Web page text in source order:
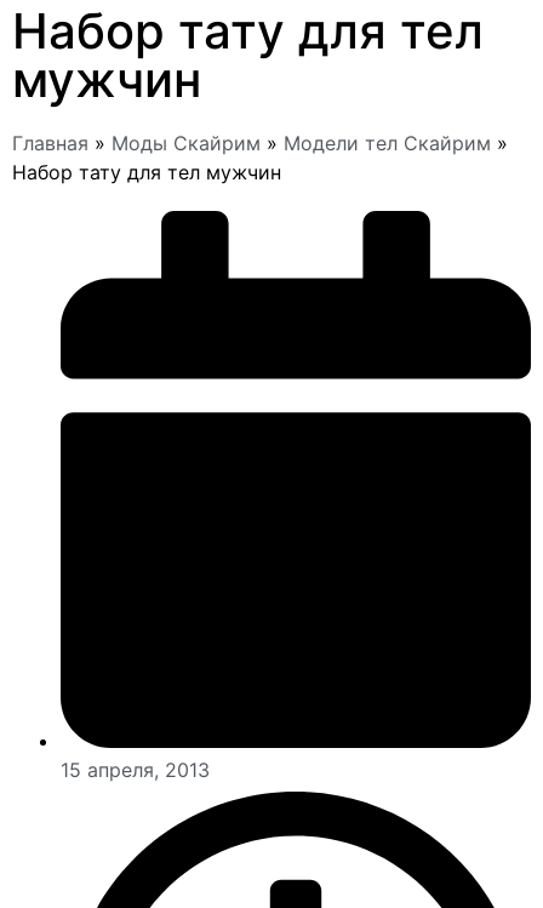
Набор тату для тел
мужчин
Главная » Моды Скайрим » Модели тел Скайрим »
Набор тату для тел мужчин
15 апреля, 2013